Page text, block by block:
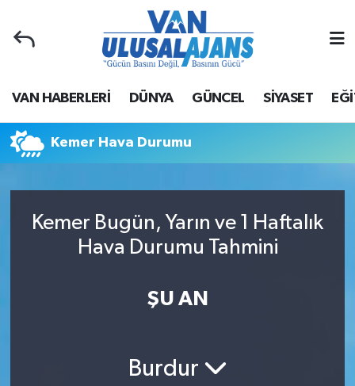
VAN HABERLERİ DÜNYA GÜNCEL SİYASET
Kemer Hava Durumu
Kemer Bugün, Yarın ve 1 Haftalık
Hava Durumu Tahmini
ŞU AN
Burdur
Van Nöbetçi Eczaneler
Van Hava Durumu
Van Namaz Vakitleri
Süper Lig Puan Durumu ve Fikstür
Son Dakika Haberleri